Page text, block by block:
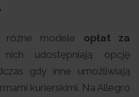
różne modele opłat za
udostępniają opcję
gdy inne umożliwiają
kurierskimi. Na Allegro